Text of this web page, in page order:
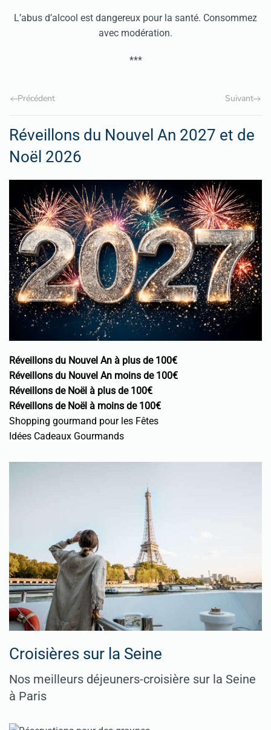
L’abus d’alcool est dangereux pour la santé. Consommez
avec modération.
***
Précédent Suivant
Réveillons du Nouvel An 2027 et de
Noël 2026
Réveillons du Nouvel An à plus de 100€
Réveillons du Nouvel An moins de 100€
Réveillons de Noël à plus de 100€
Réveillons de Noël à moins de 100€
Shopping gourmand pour les Fêtes
Idées Cadeaux Gourmands
Croisières sur la Seine
Nos meilleurs déjeuners-croisière sur la Seine
à Paris